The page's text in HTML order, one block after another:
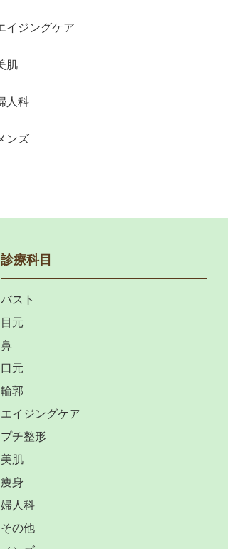
診療科目
バスト
目元
鼻
口元
輪郭
エイジングケア
プチ整形
美肌
痩身
婦人科
その他